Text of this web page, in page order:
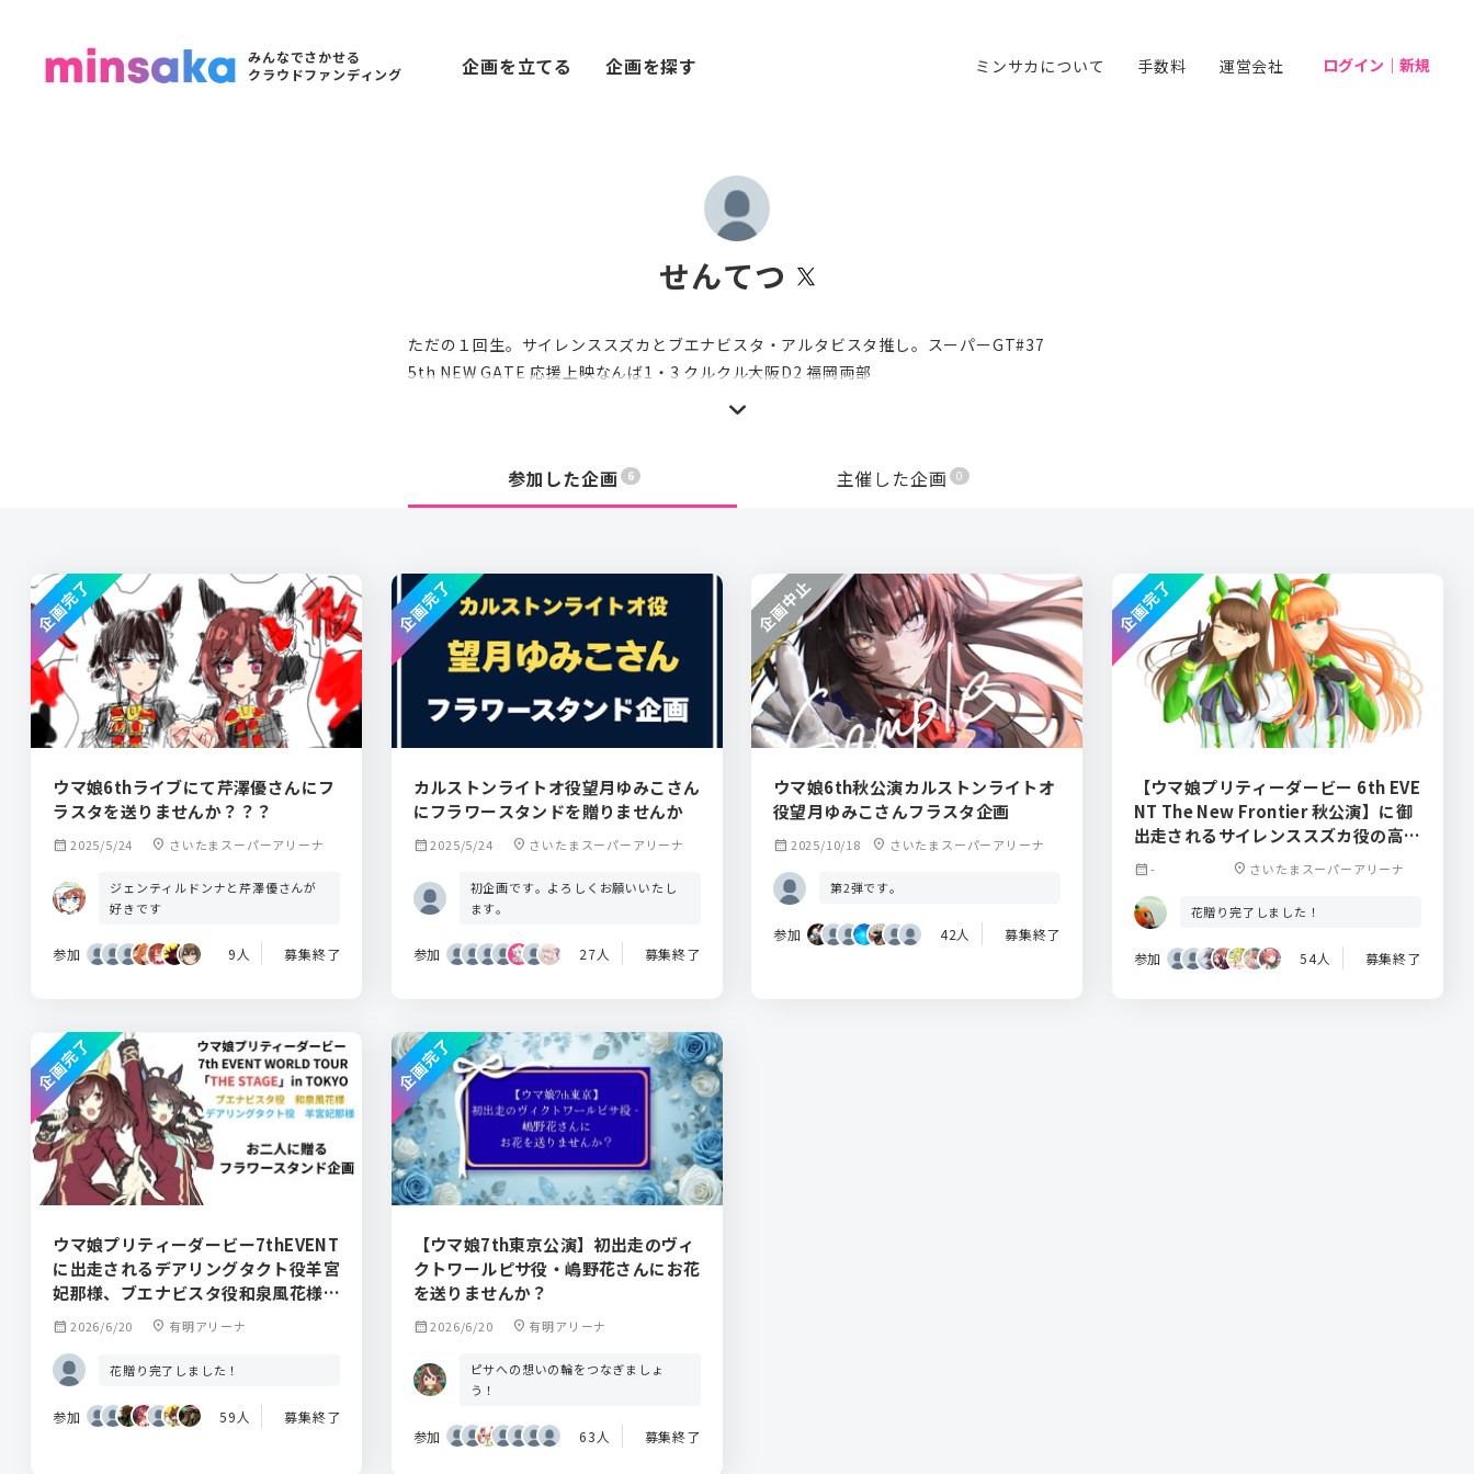
みんなでさかせる
クラウドファンディング
企画を立てる 企画を探す ミンサカについて 手数料 運営会社 ログイン｜新規
せんてつ
ただの１回生。サイレンススズカとブエナビスタ・アルタビスタ推し。スーパーGT#37
5th NEW GATE 応援上映なんば1・3 クルクル大阪D2 福岡両部
参加した企画 6 主催した企画 0
ウマ娘6thライブにて芹澤優さんにフ
ラスタを送りませんか？？？
calendar_month 2025/5/24 location_on さいたまスーパーアリーナ
ジェンティルドンナと芹澤優さんが
好きです
参加 9人 募集終了
企画完了
カルストンライトオ役望月ゆみこさん
にフラワースタンドを贈りませんか
calendar_month2025/5/24 location_on さいたまスーパーアリーナ
初企画です。よろしくお願いいたし
ます。
参加 27人 募集終了
企画完了
ウマ娘6th秋公演カルストンライトオ
役望月ゆみこさんフラスタ企画
calendar_month 2025/10/18 location_on さいたまスーパーアリーナ
第2弾です。
参加 42人 募集終了
企画中止
【ウマ娘プリティーダービー 6th EVE
NT The New Frontier 秋公演】に御
出走されるサイレンススズカ役の高野
麻里佳さんにフラスタの景色を贈りま
せんか。
calendar_month- location_on さいたまスーパーアリーナ
花贈り完了しました！
参加 54人 募集終了
企画完了
ウマ娘プリティーダービー7thEVENT
に出走されるデアリングタクト役羊宮
妃那様、ブエナビスタ役和泉風花様に
フラワースタンドを贈りませんか？
calendar_month 2026/6/20 location_on 有明アリーナ
花贈り完了しました！
参加 59人 募集終了
企画完了
【ウマ娘7th東京公演】初出走のヴィ
クトワールピサ役・嶋野花さんにお花
を送りませんか？
calendar_month2026/6/20 location_on 有明アリーナ
ピサへの想いの輪をつなぎましょ
う！
参加 63人 募集終了
企画完了